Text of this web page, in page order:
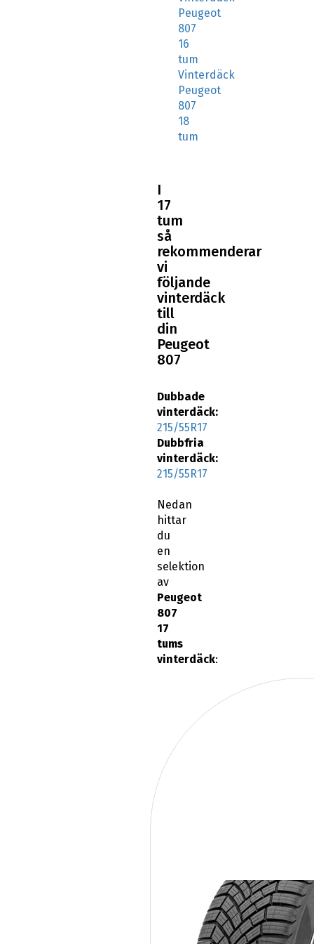
Peugeot
807
16
tum
Vinterdäck
Peugeot
807
18
tum
I
17
tum
så
rekommenderar
vi
följande
vinterdäck
till
din
Peugeot
807
Dubbade
vinterdäck:
215/55R17
Dubbfria
vinterdäck:
215/55R17
Nedan
hittar
du
en
selektion
av
Peugeot
807
17
tums
vinterdäck: